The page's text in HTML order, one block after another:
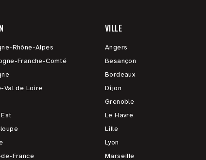
Rhône-Alpes
Franche-Comté
Val de Loire
France
VILLE
Angers
Besançon
Bordeaux
Dijon
Grenoble
Le Havre
Lille
Lyon
Marseille